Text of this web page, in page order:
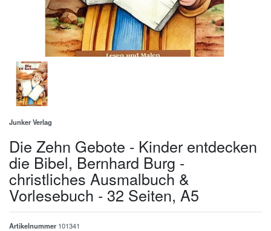
Junker Verlag
Die Zehn Gebote - Kinder entdecken
die Bibel, Bernhard Burg -
christliches Ausmalbuch &
Vorlesebuch - 32 Seiten, A5
Artikelnummer 101341